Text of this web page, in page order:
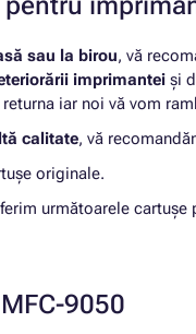
sau la birou, vă
imprimantei și
iar noi vă vom
calitate, vă
originale.
următoarele cartușe
9050